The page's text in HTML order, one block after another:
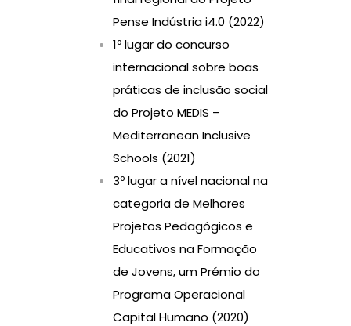
Pense Indústria i4.0 (2022)
1º lugar do concurso
internacional sobre boas
práticas de inclusão social
do Projeto MEDIS –
Mediterranean Inclusive
Schools (2021)
3º lugar a nível nacional na
categoria de Melhores
Projetos Pedagógicos e
Educativos na Formação
de Jovens, um Prémio do
Programa Operacional
Capital Humano (2020)